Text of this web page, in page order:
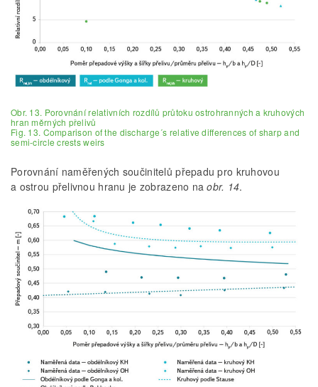
Obr. 13. Porovnání relativních rozdílů průtoku ostrohranných a kruhových
hran měrných přelivů
Fig. 13. Comparison of the discharge´s relative differences of sharp and
semi-circle crests weirs
Porovnání naměřených součinitelů přepadu pro kruhovou
a ostrou přelivnou hranu je zobrazeno naobr. 14.